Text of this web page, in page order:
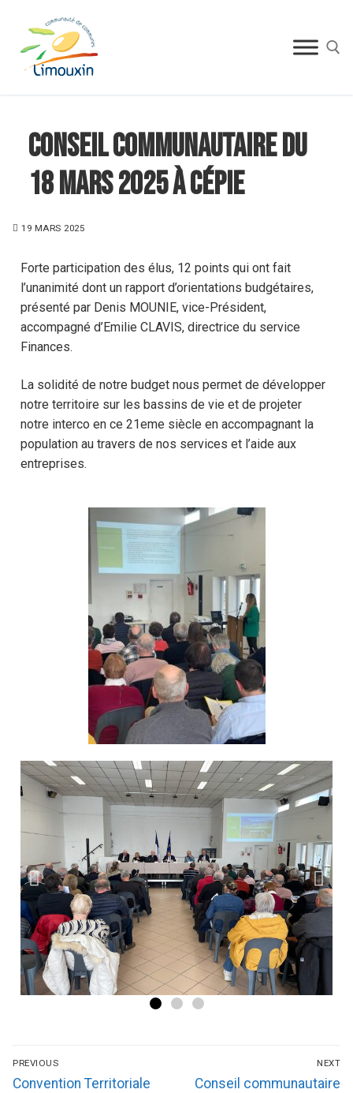
Conseil communautaire du
18 mars 2025 à Cépie
19 MARS 2025
Forte participation des élus, 12 points qui ont fait
l’unanimité dont un rapport d’orientations budgétaires,
présenté par Denis MOUNIE, vice-Président,
accompagné d’Emilie CLAVIS, directrice du service
Finances.
La solidité de notre budget nous permet de développer
notre territoire sur les bassins de vie et de projeter
notre interco en ce 21eme siècle en accompagnant la
population au travers de nos services et l’aide aux
entreprises.
PREVIOUS
Convention Territoriale
NEXT
Conseil communautaire